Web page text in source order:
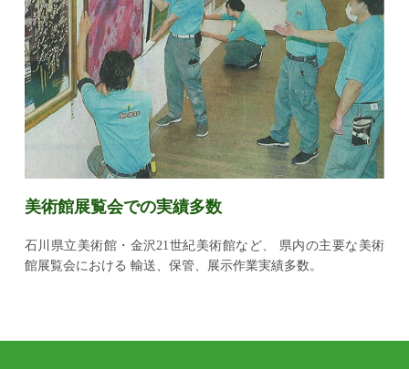
美術館展覧会での実績多数
石川県立美術館・金沢21世紀美術館など、
県内の主要な美術
館展覧会における 輸送、保管、展示作業実績多数。